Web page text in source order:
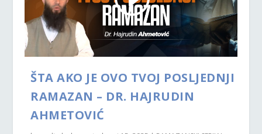
ŠTA AKO JE OVO TVOJ POSLJEDNJI
RAMAZAN – DR. HAJRUDIN
AHMETOVIĆ